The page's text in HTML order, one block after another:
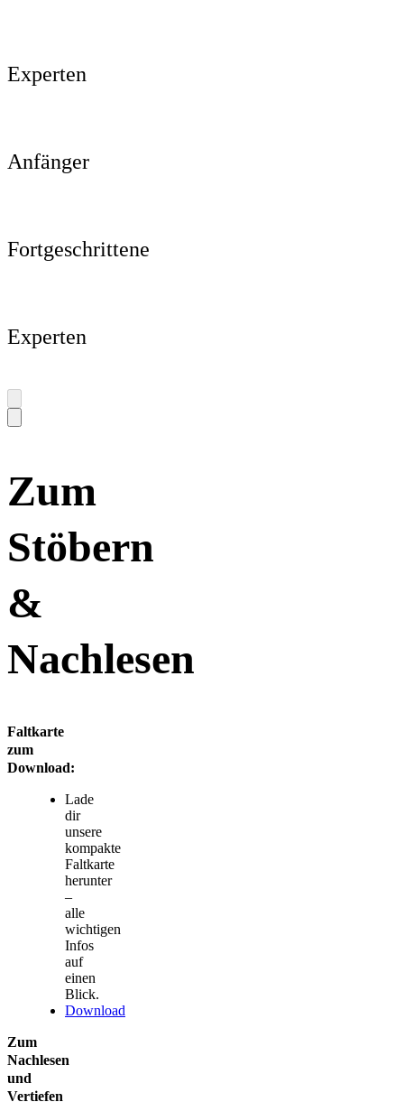
Experten
Anfänger
Fortgeschrittene
Experten
Zum
Stöbern
&
Nachlesen
Faltkarte
zum
Download:
Lade
dir
unsere
kompakte
Faltkarte
herunter
–
alle
wichtigen
Infos
auf
einen
Blick.
Download
Zum
Nachlesen
und
Vertiefen